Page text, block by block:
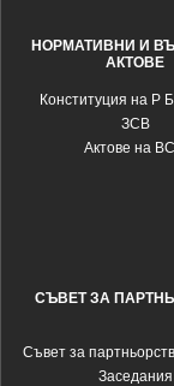
НОРМАТИВНИ И
АКТОВЕ
Конституция на Р
ЗСВ
Актове на
СЪВЕТ ЗА
Съвет за
Заседания